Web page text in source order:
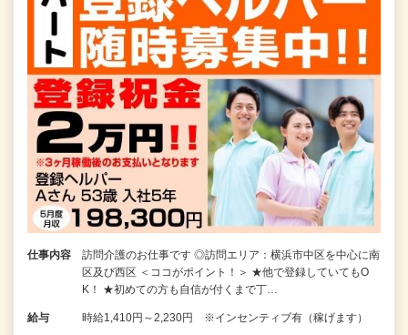
仕事内容
訪問介護のお仕事です ◎訪問エリア：横浜市中区を中心に南
区及び西区 ＜ココがポイント！＞ ★他で登録していてもO
K！ ★初めての方も自信が付くまで丁…
給与 時給1,410円～2,230円 ※インセンティブ有（稼げます）